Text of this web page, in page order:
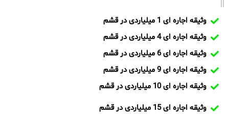
وثیقه اجاره ای 1 میلیاردی در قشم
وثیقه اجاره ای 4 میلیاردی در قشم
وثیقه اجاره ای 6 میلیاردی در قشم
وثیقه اجاره ای 9 میلیاردی در قشم
وثیقه اجاره ای 10 میلیاردی در قشم
وثیقه اجاره ای 15 میلیاردی در قشم